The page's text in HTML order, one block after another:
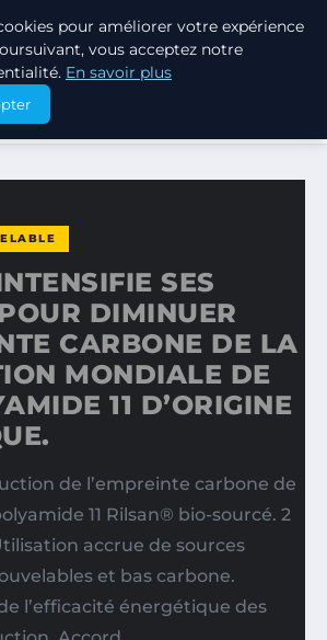
SES EFFORTS POUR DIMINUER…
SES
DIMINUER
CARBONE DE LA
MONDIALE DE
11 D’ORIGINE
de l’empreinte carbone de
11 Rilsan® bio-sourcé. 2
accrue de sources
et bas carbone.
l’efficacité énergétique des
pour améliorer votre expérience
vous acceptez notre
En savoir plus